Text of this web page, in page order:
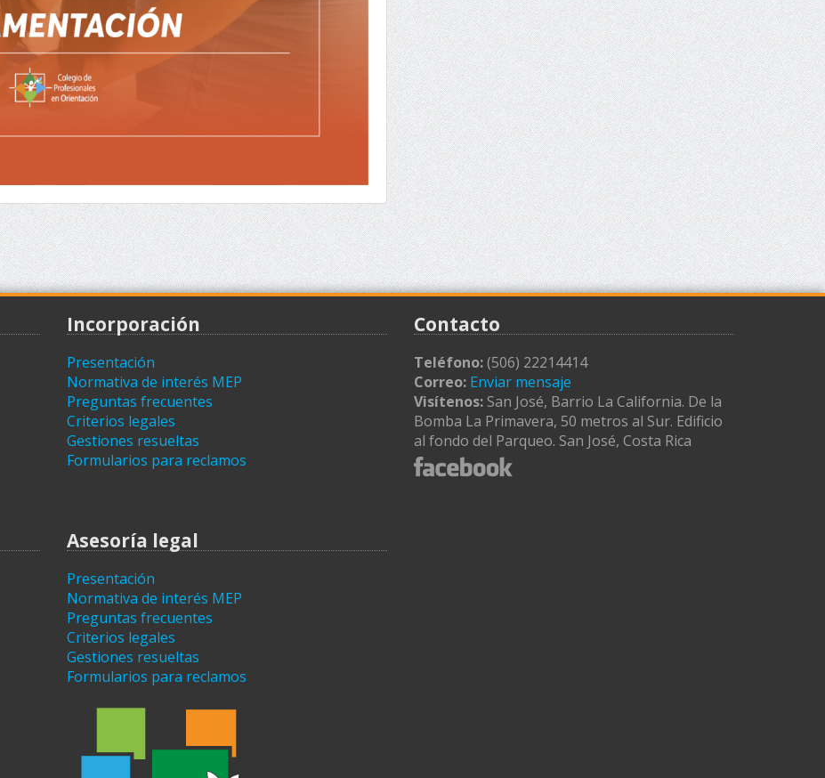
Incorporación
Presentación
Normativa de interés MEP
Preguntas frecuentes
Criterios legales
Gestiones resueltas
Formularios para reclamos
Contacto
Teléfono:(506) 22214414
Correo: Enviar mensaje
Visítenos: San José, Barrio La California. De la
Bomba La Primavera, 50 metros al Sur. Edificio
al fondo del Parqueo. San José, Costa Rica
Asesoría legal
Presentación
Normativa de interés MEP
Preguntas frecuentes
Criterios legales
Gestiones resueltas
Formularios para reclamos